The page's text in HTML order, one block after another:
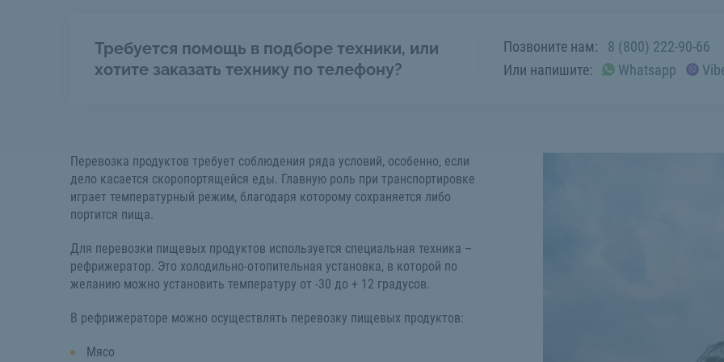
Требуется помощь в подборе техники, или
хотите заказать технику по телефону?
Позвоните нам:
8 (800) 222-90-66
Или напишите:
Whatsapp
Перевозка продуктов требует соблюдения ряда условий, особенно, если
дело касается скоропортящейся еды. Главную роль при транспортировке
играет температурный режим, благодаря которому сохраняется либо
портится пища.
Для перевозки пищевых продуктов используется специальная техника –
рефрижератор. Это холодильно-отопительная установка, в которой по
желанию можно установить температуру от -30 до + 12 градусов.
В рефрижераторе можно осуществлять перевозку пищевых продуктов:
Мясо